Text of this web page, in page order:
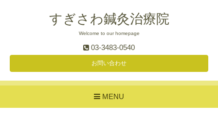
すぎさわ鍼灸治療院
Welcome to our homepage
03-3483-0540
お問い合わせ
MENU